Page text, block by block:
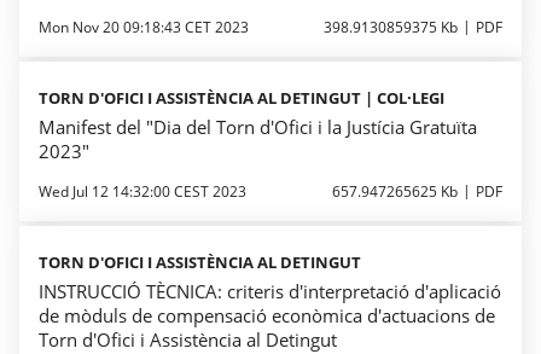
Mon Nov 20 09:18:43 CET 2023 398.9130859375 Kb PDF
TORN D'OFICI I ASSISTÈNCIA AL DETINGUT | COL·LEGI
Manifest del "Dia del Torn d'Ofici i la Justícia Gratuïta
2023"
Wed Jul 12 14:32:00 CEST 2023 657.947265625 Kb PDF
TORN D'OFICI I ASSISTÈNCIA AL DETINGUT
INSTRUCCIÓ TÈCNICA: criteris d'interpretació d'aplicació
de mòduls de compensació econòmica d'actuacions de
Torn d'Ofici i Assistència al Detingut